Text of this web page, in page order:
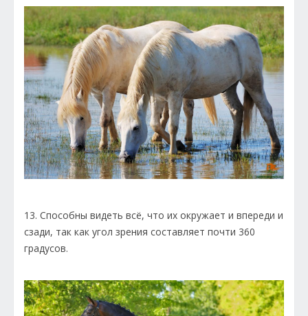
13. Способны видеть всё, что их окружает и впереди и
сзади, так как угол зрения составляет почти 360
градусов.